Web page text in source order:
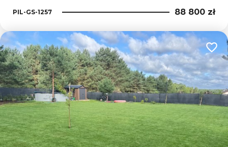
PIL-GS-1257 88 800 zł